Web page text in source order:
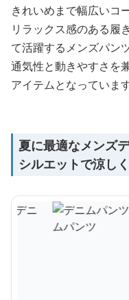
きれいめまで幅広いコ
リラックス感のある履
て活躍するメンズパン
通気性と動きやすさを
アイテムとなっています
夏に最適なメンズ
シルエットで涼し